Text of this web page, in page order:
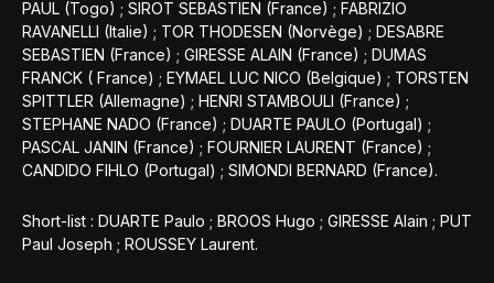
PAUL (Togo) ; SIROT SEBASTIEN (France) ; FABRIZIO
RAVANELLI (Italie) ; TOR THODESEN (Norvège) ; DESABRE
SEBASTIEN (France) ; GIRESSE ALAIN (France) ; DUMAS
FRANCK ( France) ; EYMAEL LUC NICO (Belgique) ; TORSTEN
SPITTLER (Allemagne) ; HENRI STAMBOULI (France) ;
STEPHANE NADO (France) ; DUARTE PAULO (Portugal) ;
PASCAL JANIN (France) ; FOURNIER LAURENT (France) ;
CANDIDO FIHLO (Portugal) ; SIMONDI BERNARD (France).
Short-list : DUARTE Paulo ; BROOS Hugo ; GIRESSE Alain ; PUT
Paul Joseph ; ROUSSEY Laurent.